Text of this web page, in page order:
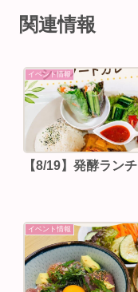
関連情報
イベント情報
【8/19】発酵ランチ
イベント情報